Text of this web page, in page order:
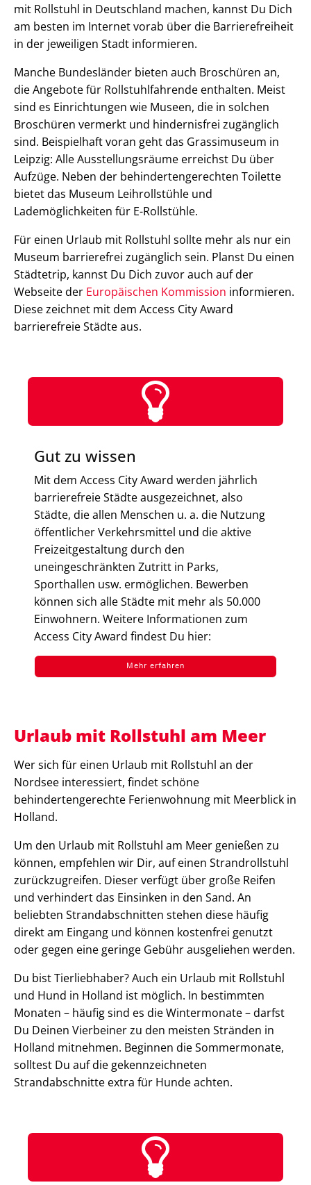
mit Rollstuhl in Deutschland machen, kannst Du Dich
am besten im Internet vorab über die Barrierefreiheit
in der jeweiligen Stadt informieren.
Manche Bundesländer bieten auch Broschüren an,
die Angebote für Rollstuhlfahrende enthalten. Meist
sind es Einrichtungen wie Museen, die in solchen
Broschüren vermerkt und hindernisfrei zugänglich
sind. Beispielhaft voran geht das Grassimuseum in
Leipzig: Alle Ausstellungsräume erreichst Du über
Aufzüge. Neben der behindertengerechten Toilette
bietet das Museum Leihrollstühle und
Lademöglichkeiten für E-Rollstühle.
Für einen Urlaub mit Rollstuhl sollte mehr als nur ein
Museum barrierefrei zugänglich sein. Planst Du einen
Städtetrip, kannst Du Dich zuvor auch auf der
Webseite der Europäischen Kommission informieren.
Diese zeichnet mit dem Access City Award
barrierefreie Städte aus.
Gut zu wissen
Mit dem Access City Award werden jährlich
barrierefreie Städte ausgezeichnet, also
Städte, die allen Menschen u. a. die Nutzung
öffentlicher Verkehrsmittel und die aktive
Freizeitgestaltung durch den
uneingeschränkten Zutritt in Parks,
Sporthallen usw. ermöglichen. Bewerben
können sich alle Städte mit mehr als 50.000
Einwohnern. Weitere Informationen zum
Access City Award findest Du hier:
Mehr erfahren
Urlaub mit Rollstuhl am Meer
Wer sich für einen Urlaub mit Rollstuhl an der
Nordsee interessiert, findet schöne
behindertengerechte Ferienwohnung mit Meerblick in
Holland.
Um den Urlaub mit Rollstuhl am Meer genießen zu
können, empfehlen wir Dir, auf einen Strandrollstuhl
zurückzugreifen. Dieser verfügt über große Reifen
und verhindert das Einsinken in den Sand. An
beliebten Strandabschnitten stehen diese häufig
direkt am Eingang und können kostenfrei genutzt
oder gegen eine geringe Gebühr ausgeliehen werden.
Du bist Tierliebhaber? Auch ein Urlaub mit Rollstuhl
und Hund in Holland ist möglich. In bestimmten
Monaten – häufig sind es die Wintermonate – darfst
Du Deinen Vierbeiner zu den meisten Stränden in
Holland mitnehmen. Beginnen die Sommermonate,
solltest Du auf die gekennzeichneten
Strandabschnitte extra für Hunde achten.